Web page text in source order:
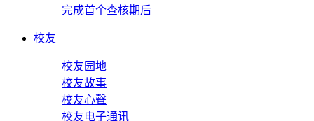
完成首个查核期后
校友
校友园地
校友故事
校友心聲
校友电子通讯